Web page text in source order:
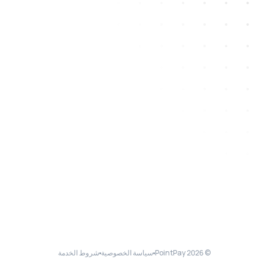
© 2026 PointPay سياسة الخصوصية شروط الخدمة